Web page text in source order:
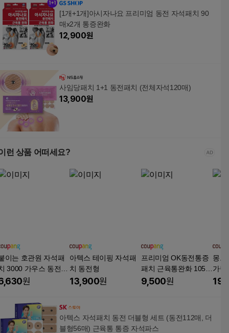
[1개+1개]아시자나요 프리미엄 동전 자석패치 90
매x2개 통증완화
12,900원
사임당패치 1+1 동전패치 (전체자석120매)
13,900원
런 상품 어떠세요?
이는 호관원 자석패
3000 가우스 동전파
의료용 자기발생기
원
아텍스 테이핑 자석패
치 동전형
13,900원
프리미엄 OK동전통증
패치 근육통완화 105
매, 1개
9,500원
몽크
가락
증
아텍스 자석패치 동전 더블형 세트 (동전112매, 더
블형56매) 근육통 통증 자석파스